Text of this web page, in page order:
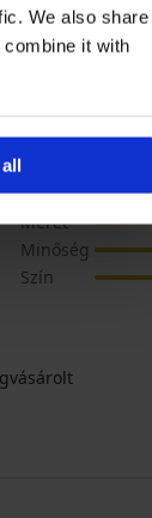
We also share
it with
Ár
Méret
Minőség
Szín